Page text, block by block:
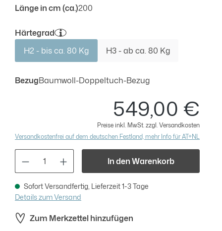
Länge in cm (ca.)auswählen
200
Härtegradauswählen
H2 - bis ca. 80 Kg
H3 - ab ca. 80 Kg
Bezugauswählen
Baumwoll-Doppeltuch-Bezug
Produkt Anzahl: Gib den gewünschten
549,00 €
Preise inkl. MwSt. zzgl. Versandkosten
Versandkostenfrei auf dem deutschen Festland, mehr Info für AT+NL
In den Warenkorb
Sofort Versandfertig, Lieferzeit 1-3 Tage
Details zum Versand
Zum Merkzettel hinzufügen